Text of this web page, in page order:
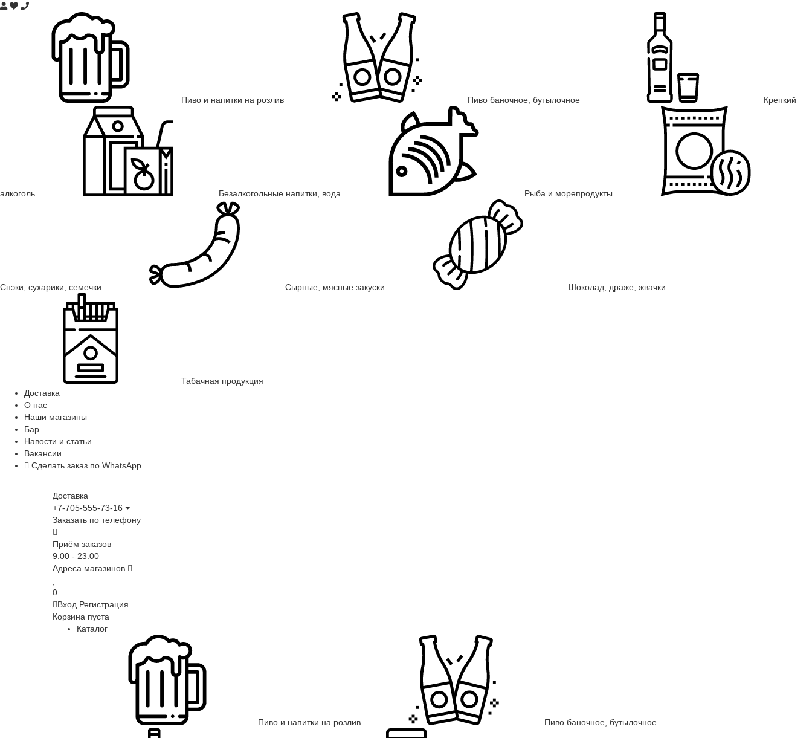
Пиво и напитки на розлив Пиво баночное, бутылочное Крепкий
алкоголь Безалкогольные напитки, вода Рыба и морепродукты
Снэки, сухарики, семечки Сырные, мясные закуски Шоколад, драже, жвачки
Табачная продукция
Доставка
О нас
Наши магазины
Бар
Навости и статьи
Вакансии
Сделать заказ по WhatsApp
Доставка
+7-705-555-73-16
Заказать по телефону
Приём заказов
9:00 - 23:00
Адреса магазинов
0
Вход Регистрация
Корзина пуста
Каталог
Пиво и напитки на розлив Пиво баночное, бутылочное